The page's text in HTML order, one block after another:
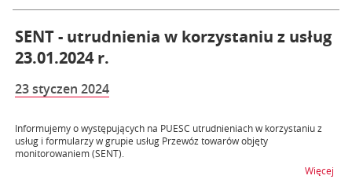
SENT - utrudnienia w korzystaniu z usług
23.01.2024 r.
23 styczen 2024
Informujemy o występujących na PUESC utrudnieniach w korzystaniu z
usług i formularzy w grupie usług Przewóz towarów objęty
monitorowaniem (SENT).
Więcej